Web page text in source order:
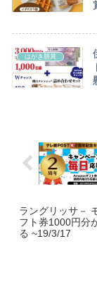
はがき懸賞
ラングリッサ－
フト券1000円分
る ~19/3/17